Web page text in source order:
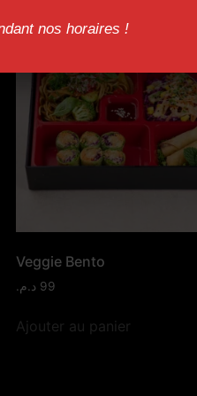
Veggie Bento
99 د.م.
Ajouter au panier
nos horaires !